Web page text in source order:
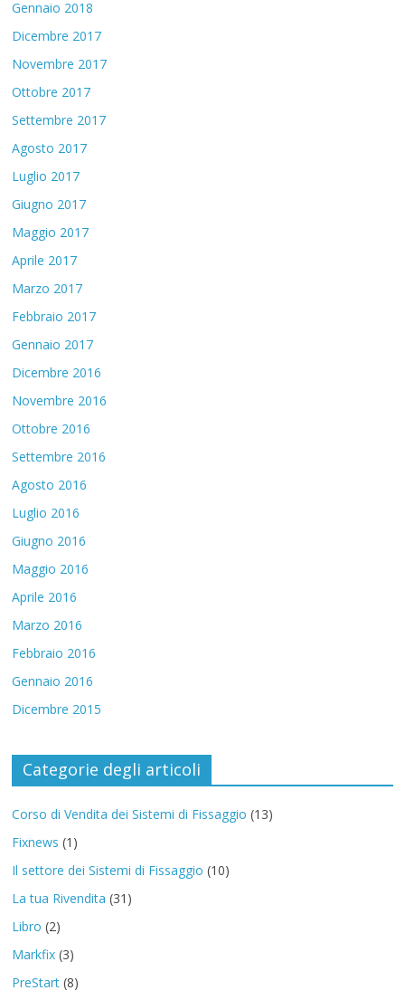
Gennaio 2018
Dicembre 2017
Novembre 2017
Ottobre 2017
Settembre 2017
Agosto 2017
Luglio 2017
Giugno 2017
Maggio 2017
Aprile 2017
Marzo 2017
Febbraio 2017
Gennaio 2017
Dicembre 2016
Novembre 2016
Ottobre 2016
Settembre 2016
Agosto 2016
Luglio 2016
Giugno 2016
Maggio 2016
Aprile 2016
Marzo 2016
Febbraio 2016
Gennaio 2016
Dicembre 2015
Categorie degli articoli
Corso di Vendita dei Sistemi di Fissaggio (13)
Fixnews (1)
Il settore dei Sistemi di Fissaggio (10)
La tua Rivendita (31)
Libro (2)
Markfix (3)
PreStart (8)